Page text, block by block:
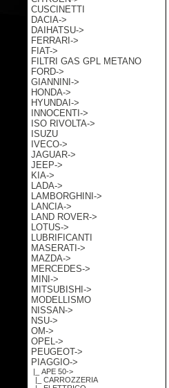
CUSCINETTI
DACIA->
DAIHATSU->
FERRARI->
FIAT->
FILTRI GAS GPL METANO
FORD->
GIANNINI->
HONDA->
HYUNDAI->
INNOCENTI->
ISO RIVOLTA->
ISUZU
IVECO->
JAGUAR->
JEEP->
KIA->
LADA->
LAMBORGHINI->
LANCIA->
LAND ROVER->
LOTUS->
LUBRIFICANTI
MASERATI->
MAZDA->
MERCEDES->
MINI->
MITSUBISHI->
MODELLISMO
NISSAN->
NSU->
OM->
OPEL->
PEUGEOT->
PIAGGIO->
|_ APE 50->
|_ CARROZZERIA